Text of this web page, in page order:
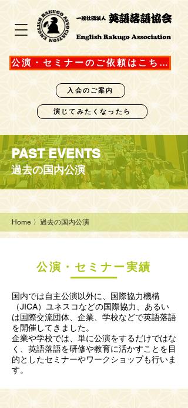
公演・セミナーのご依頼はこちら
入会のご案内
演じてみたくなったら
​PAST EVENTS
過去の国内公演
Home 〉過去の国内公演
​公演・セミナー実績
国内では自主公演以外に、国際協力機構
（JICA）ユネスコなどの国際協力、あるい
は国際交流団体、企業、学校などで英語落語
を開催してきました。
企業や学校では、単に公演​をするだけではな
く、英語落語を研修や教育に活かすことを目
的としたセミナーやワークショップも行いま
す。